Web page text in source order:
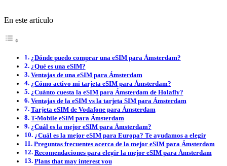
En este artículo
¿Dónde puedo comprar una eSIM para Ámsterdam?
¿Qué es una eSIM?
Ventajas de una eSIM para Ámsterdam
¿Cómo activo mi tarjeta eSIM para Ámsterdam?
¿Cuánto cuesta la eSIM para Ámsterdam de Holafly?
Ventajas de la eSIM vs la tarjeta SIM para Ámsterdam
Tarjeta eSIM de Vodafone para Ámsterdam
T-Mobile eSIM para Ámsterdam
¿Cuál es la mejor eSIM para Ámsterdam?
¿Cuál es la mejor eSIM para Europa? Te ayudamos a elegir
Preguntas frecuentes acerca de la mejor eSIM para Ámsterdam
Recomendaciones para elegir la mejor eSIM para Ámsterdam
Plans that may interest you